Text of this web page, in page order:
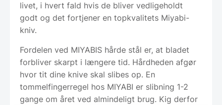
livet, i hvert fald hvis de bliver vedligeholdt
godt og det fortjener en topkvalitets Miyabi-
kniv.
Fordelen ved MIYABIS hårde stål er, at bladet
forbliver skarpt i længere tid. Hårdheden afgør
hvor tit dine knive skal slibes op. En
tommelfingerregel hos MIYABI er slibning 1-2
gange om året ved almindeligt brug. Kig derfor